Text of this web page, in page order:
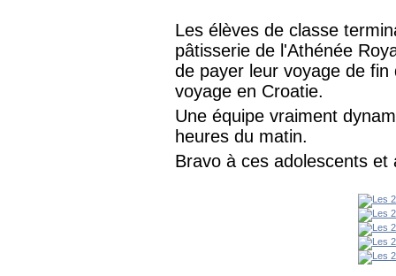
Les élèves de classe
pâtisserie de l'Athénée
de payer leur voyage de
voyage en Croatie.
Une équipe vraiment
heures du matin.
Bravo à ces adolescents